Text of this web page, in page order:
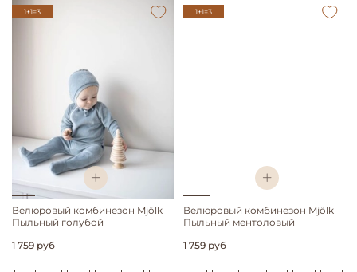
1+1=3
Велюровый комбинезон Mjölk
Пыльный голубой
1 759 руб
1+1=3
Велюровый комбинезон Mjölk
Пыльный ментоловый
1 759 руб